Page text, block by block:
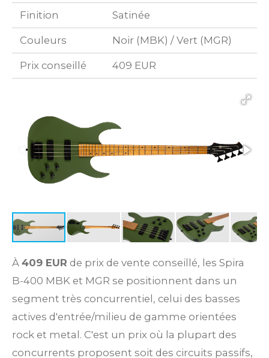
Finition Satinée
Couleurs Noir (MBK) / Vert (MGR)
Prix conseillé 409 EUR
À 409 EUR de prix de vente conseillé, les Spira
B-400 MBK et MGR se positionnent dans un
segment très concurrentiel, celui des basses
actives d'entrée/milieu de gamme orientées
rock et metal. C'est un prix où la plupart des
concurrents proposent soit des circuits passifs,